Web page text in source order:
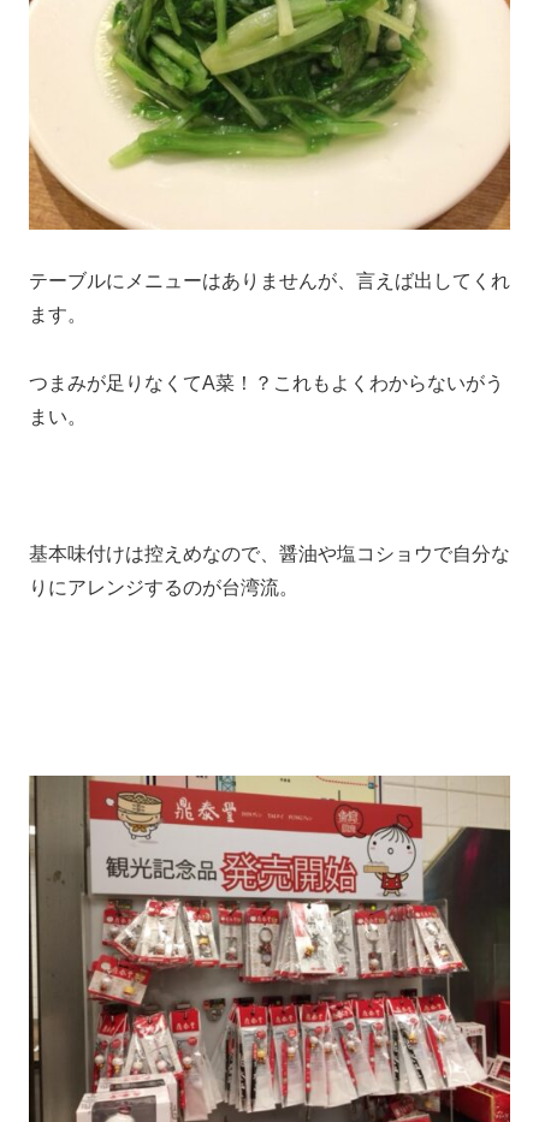
テーブルにメニューはありませんが、言えば出してくれ
ます。
つまみが足りなくてA菜！？これもよくわからないがう
まい。
基本味付けは控えめなので、醤油や塩コショウで自分な
りにアレンジするのが台湾流。